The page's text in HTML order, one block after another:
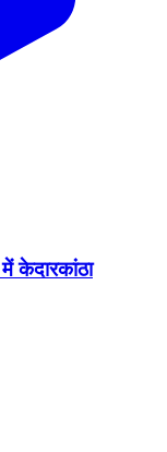
केदारकांठा